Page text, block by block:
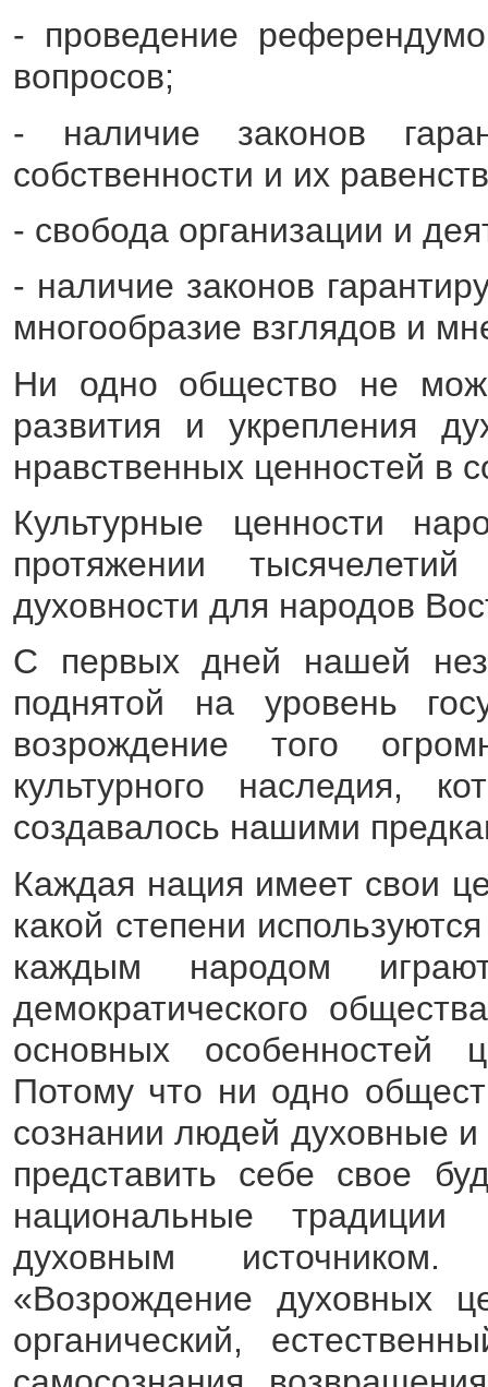
- проведение
вопросов;
- наличие законов
собственности и их
- свобода организации и
- наличие законов
многообразие взглядов и
Ни одно общество не
развития и укрепления
нравственных ценностей в
Культурные ценности
протяжении
духовности для народов
С первых дней нашей
поднятой на уровень
возрождение того
культурного наследия,
создавалось нашими
Каждая нация имеет свои
какой степени
каждым народом
демократического
основных особенностей
Потому что ни одно
сознании людей духовные
представить себе свое
национальные
духовным
«Возрождение духовных
органический,